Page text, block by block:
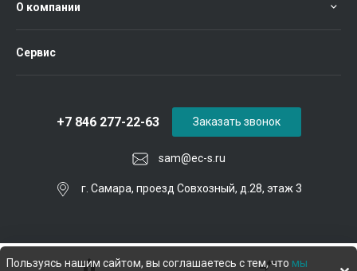
О компании
Сервис
sam@ec-s.ru
+7 846 277-22-63
г. Самара, проезд Совхозный, д.28, этаж 3
Заказать звонок
Пользуясь нашим сайтом, вы соглашаетесь с тем, что мы